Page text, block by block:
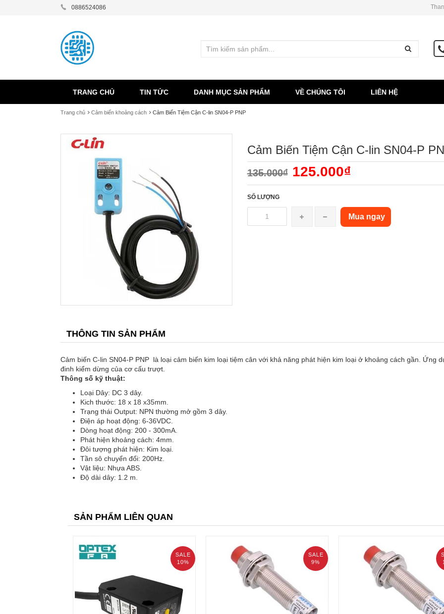
0886524086
TRANG CHỦ TIN TỨC DANH MỤC SẢN PHẨM VỀ CHÚNG TÔI LIÊN HỆ
Trang chủ Cảm biến khoảng cách Cảm Biến Tiệm Cận C-lin SN04-P PNP
Cảm Biến Tiệm Cận C-lin SN04-P
135.000₫ 125.000₫
SỐ LƯỢNG
Mua ngay
THÔNG TIN SẢN PHẨM
Cảm biến C-lin SN04-P PNP là loại cảm biến kim loại tiệm cân với khả năng phát hiện kim loại ở khoảng cách gần. Ứng
đinh kiểm dừng của cơ cấu trượt.
Thông số kỹ thuật:
Loại Dây: DC 3 dây.
Kich thước: 18 x 18 x35mm.
Trạng thái Output: NPN thường mở gồm 3 dây.
Điện áp hoạt động: 6-36VDC.
Dòng hoạt động: 200 - 300mA.
Phát hiện khoảng cách: 4mm.
Đôi tượng phát hiện: Kim loại.
Tần sô chuyển đổi: 200Hz.
Vật liệu: Nhựa ABS.
Độ dài dây: 1.2 m.
SẢN PHẨM LIÊN QUAN
SALE
10%
Cảm biến quang Optex BGS-2V30N
SALE
9%
Cảm Biến Kim Loại Tiệm Cận Fotek
Cảm Biến Kim Loại Tiệm Cận